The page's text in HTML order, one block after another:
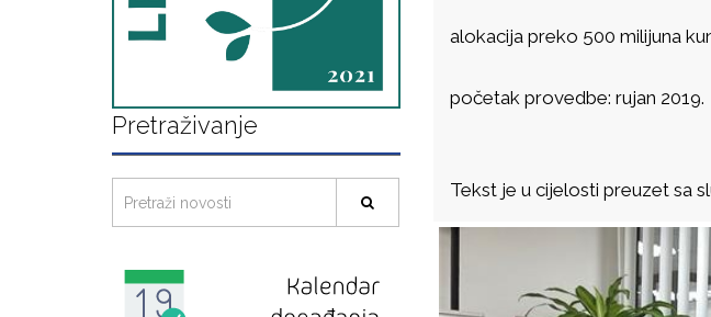
alokacija preko 500 milijuna
početak provedbe: rujan 2019.
Tekst je u cijelosti preuzet sa
Pretraživanje